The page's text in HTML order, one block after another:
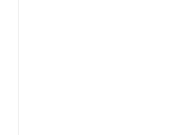
的PCB布局经过优化，
为
Locking”和“Band
高性能基站，防止设备“